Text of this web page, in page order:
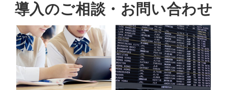
導入のご相談・お問い合わせ